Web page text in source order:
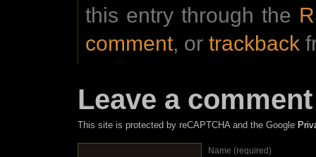
this entry through the
comment, or trackback
Leave a comment
This site is protected by reCAPTCHA and the Google
Name (required)